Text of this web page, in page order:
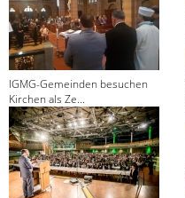
IGMG-Gemeinden besuchen
Kirchen als Ze...